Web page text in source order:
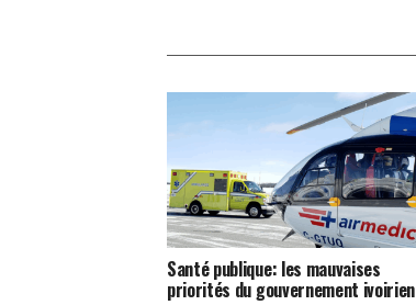
Santé publique: les mauvaises
priorités du gouvernement ivoirien